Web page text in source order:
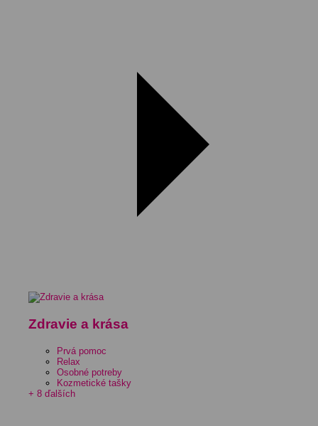
Zdravie a krása
Prvá pomoc
Relax
Osobné potreby
Kozmetické tašky
+ 8 ďalších